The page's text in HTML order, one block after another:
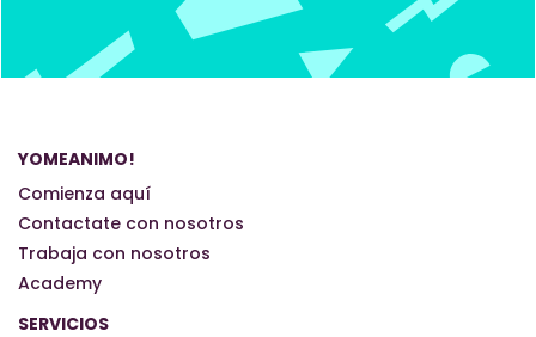
YOMEANIMO!
Comienza aquí
Contactate con nosotros
Trabaja con nosotros
Academy
SERVICIOS